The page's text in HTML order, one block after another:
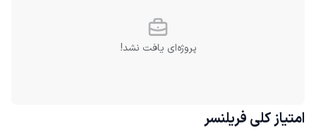
پروژه‌ای یافت نشد!
امتیاز کلی فریلنسر